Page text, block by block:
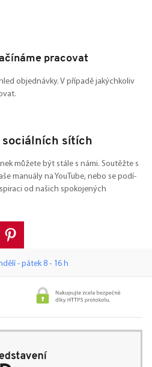
pracovat
objednávky. V případě jakýchkoliv
sociálních sítích
můžete být stále s námi. Soutěžte s
manuály na YouTube, nebo se podí-
od našich spokojených
- pátek 8 - 16 h